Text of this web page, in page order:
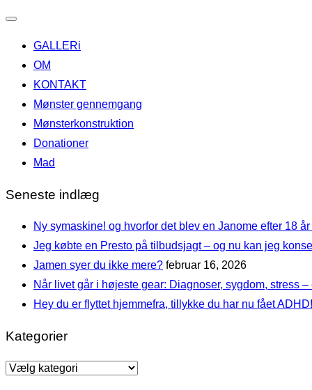
navigation
til/fra
GALLERi
OM
KONTAKT
Mønster gennemgang
Mønsterkonstruktion
Donationer
Mad
Seneste indlæg
Ny symaskine! og hvorfor det blev en Janome efter 18
Jeg købte en Presto på tilbudsjagt – og nu kan jeg
Jamen syer du ikke mere? februar 16, 2026
Når livet går i højeste gear: Diagnoser, sygdom, stress
Hey du er flyttet hjemmefra, tillykke du har nu fået ADHD!
Kategorier
Kategorier